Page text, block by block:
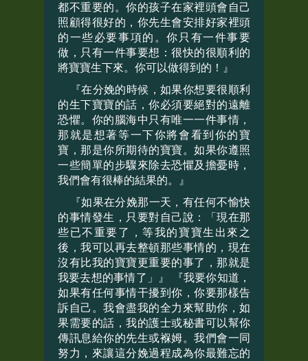
都不重要的。你的孩子在家裡頭會自己
照顧得很好的，你先生會安排好家裡頭
的一些必要事項的。你只有一件事要
做，只有一件事要想：很快的很順利的
將寶寶生下來。你可以做得到的！』
『在分娩的時候，如果你想要很順利
的生下寶寶的話，你必須要絕對的遠離
恐懼。你的腦海中只有唯一一件事情，
那就是想著等一下你將會看到你的寶
寶，那是你所期待的寶寶。如果你遵照
一些簡單的步驟來除去恐懼及擔憂時，
我們會有很棒的結果的。』
『如果在分娩那一天，有任何不愉快
的事情發生，只要對自己說：「現在那
些已不重要了，等我的寶寶生出來之
後，我可以再去整頓那些事情的，現在
沒有比我的寶寶更重要的事了，那就是
我要去想的事情了」』 『我要你知道，
如果有任何事情干擾到你，你要那樣告
訴自己。我會盡我的全力來幫助你，如
果需要的話，我的護士或秘書可以幫你
傳訊息給你的先生或褓姆。我們會一同
努力，來讓這分娩過程成為你最難忘的